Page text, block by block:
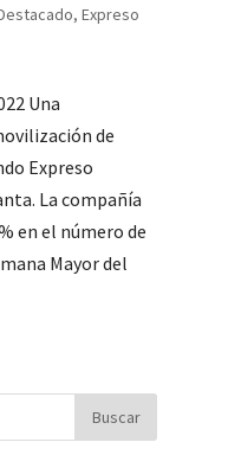
, Expreso
Una
de
Expreso
La compañía
en el número de
Mayor del